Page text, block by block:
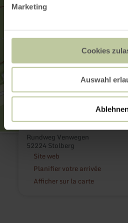
Marketing
Cookies
Auswahl
Rundweg Venwegen
52224 Stolberg
Site web
Planifier votre arrivée
Afficher sur la carte